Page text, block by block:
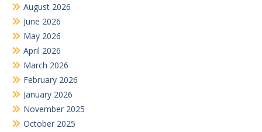
August 2026
June 2026
May 2026
April 2026
March 2026
February 2026
January 2026
November 2025
October 2025